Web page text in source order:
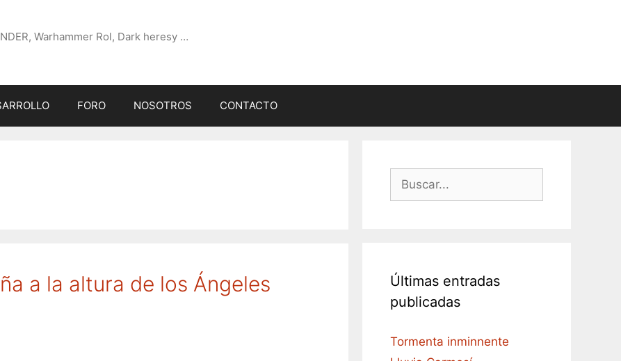
Warhammer Rol, Dark heresy …
FORO NOSOTROS CONTACTO
a la altura de los Ángeles
Buscar:
Últimas entradas
publicadas
Tormenta inminnente